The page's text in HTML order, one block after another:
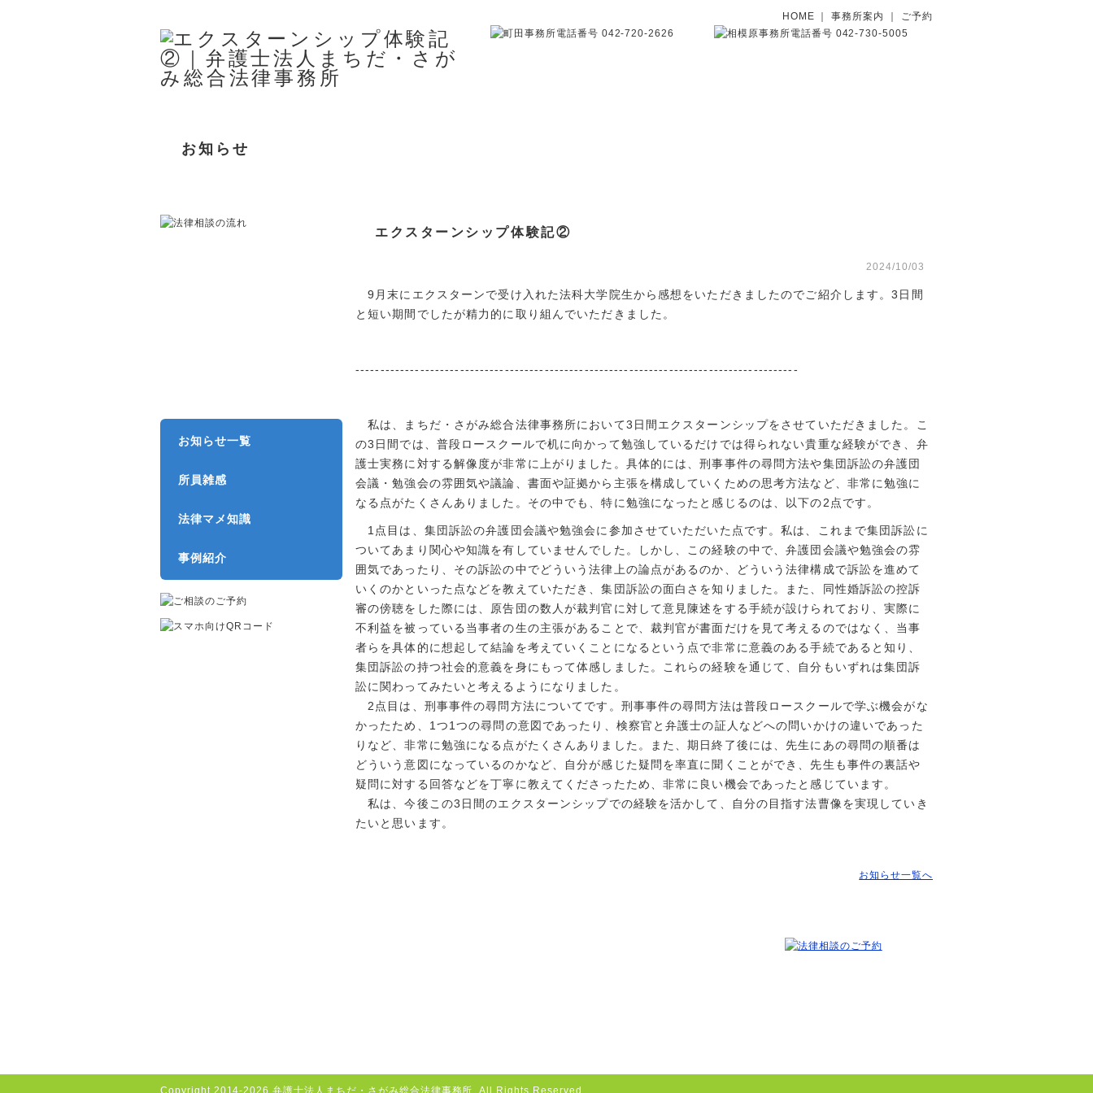
HOME 事務所案内 ご予約
お知らせ
エクスターンシップ体験記②
2024/10/03
9月末にエクスターンで受け入れた法科大学院生から感想をいただきましたのでご紹介します。3日間
と短い期間でしたが精力的に取り組んでいただきました。
-----------------------------------------------------------------------------------------
私は、まちだ・さがみ総合法律事務所において3日間エクスターンシップをさせていただきました。こ
の3日間では、普段ロースクールで机に向かって勉強しているだけでは得られない貴重な経験ができ、弁
護士実務に対する解像度が非常に上がりました。具体的には、刑事事件の尋問方法や集団訴訟の弁護団
会議・勉強会の雰囲気や議論、書面や証拠から主張を構成していくための思考方法など、非常に勉強に
なる点がたくさんありました。その中でも、特に勉強になったと感じるのは、以下の2点です。
1点目は、集団訴訟の弁護団会議や勉強会に参加させていただいた点です。私は、これまで集団訴訟に
ついてあまり関心や知識を有していませんでした。しかし、この経験の中で、弁護団会議や勉強会の雰
囲気であったり、その訴訟の中でどういう法律上の論点があるのか、どういう法律構成で訴訟を進めて
いくのかといった点などを教えていただき、集団訴訟の面白さを知りました。また、同性婚訴訟の控訴
審の傍聴をした際には、原告団の数人が裁判官に対して意見陳述をする手続が設けられており、実際に
不利益を被っている当事者の生の主張があることで、裁判官が書面だけを見て考えるのではなく、当事
者らを具体的に想起して結論を考えていくことになるという点で非常に意義のある手続であると知り、
集団訴訟の持つ社会的意義を身にもって体感しました。これらの経験を通じて、自分もいずれは集団訴
訟に関わってみたいと考えるようになりました。
2点目は、刑事事件の尋問方法についてです。刑事事件の尋問方法は普段ロースクールで学ぶ機会がな
かったため、1つ1つの尋問の意図であったり、検察官と弁護士の証人などへの問いかけの違いであった
りなど、非常に勉強になる点がたくさんありました。また、期日終了後には、先生にあの尋問の順番は
どういう意図になっているのかなど、自分が感じた疑問を率直に聞くことができ、先生も事件の裏話や
疑問に対する回答などを丁寧に教えてくださったため、非常に良い機会であったと感じています。
私は、今後この3日間のエクスターンシップでの経験を活かして、自分の目指す法曹像を実現していき
たいと思います。
お知らせ一覧へ
お知らせ一覧
所員雑感
法律マメ知識
事例紹介
Copyright 2014-2026 弁護士法人まちだ・さがみ総合法律事務所. All Rights Reserved.